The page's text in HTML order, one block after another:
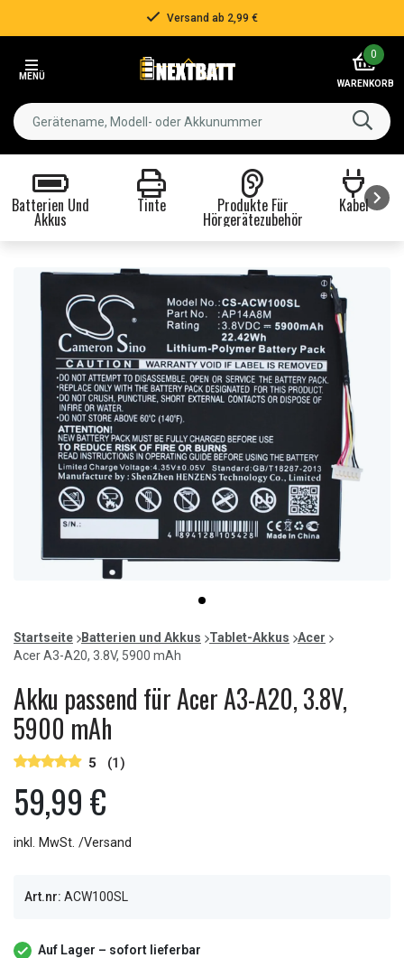
Versand ab 2,99 €
MENÜ
0
WARENKORB
Batterien Und
Akkus
Tinte Produkte Für
Hörgerätezubehör
Kabel
item
0
of
1
Startseite Batterien und Akkus Tablet-Akkus
Acer
Acer A3-A20, 3.8V, 5900 mAh
Akku passend für Acer A3-A20, 3.8V,
5900 mAh
5 (1)
59,99 €
inkl. MwSt. /Versand
Art.nr: ACW100SL
Auf Lager – sofort lieferbar